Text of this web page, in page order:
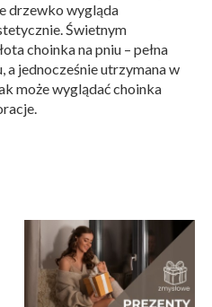
drzewko wygląda
Świetnym
choinka na pniu – pełna
a jednocześnie utrzymana w
może wyglądać choinka